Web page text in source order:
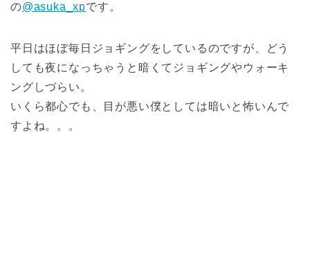
の@asuka_xpです。
平日はほぼ毎日ジョギングをしているのですが、どう
しても夜になっちゃうと暗くてジョギングやウォーキ
ングしづらい。
いくら都心でも、目が悪い僕としては暗いと怖いんで
すよね。。。